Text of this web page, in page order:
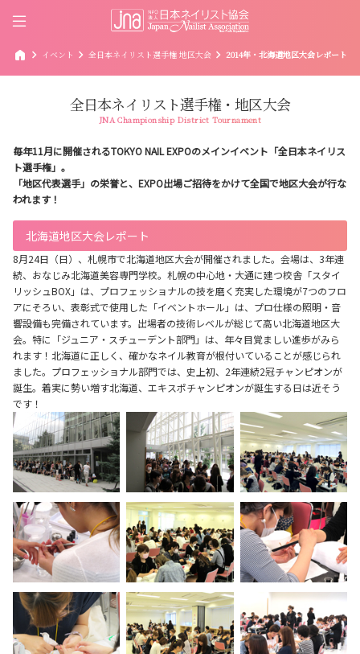
home chevron_right イベント chevron_right 全日本ネイリスト選手権 地区大会 chevron_right 2014年・北海道地区大会レポート
全日本ネイリスト選手権・地区大会
JNA Championship District Tournament
毎年11月に開催されるTOKYO NAIL EXPOのメインイベント「全日本ネイリス
ト選手権」。
「地区代表選手」の栄誉と、EXPO出場ご招待をかけて全国で地区大会が行な
われます！
北海道地区大会レポート
8月24日（日）、札幌市で北海道地区大会が開催されました。会場は、3年連
続、おなじみ北海道美容専門学校。札幌の中心地・大通に建つ校舎「スタイ
リッシュBOX」は、プロフェッショナルの技を磨く充実した環境が7つのフロ
アにそろい、表彰式で使用した「イベントホール」は、プロ仕様の照明・音
響設備も完備されています。出場者の技術レベルが総じて高い北海道地区大
会。特に「ジュニア・スチューデント部門」は、年々目覚ましい進歩がみら
れます！北海道に正しく、確かなネイル教育が根付いていることが感じられ
ました。プロフェッショナル部門では、史上初、2年連続2冠チャンピオンが
誕生。着実に勢い増す北海道、エキスポチャンピオンが誕生する日は近そう
です！